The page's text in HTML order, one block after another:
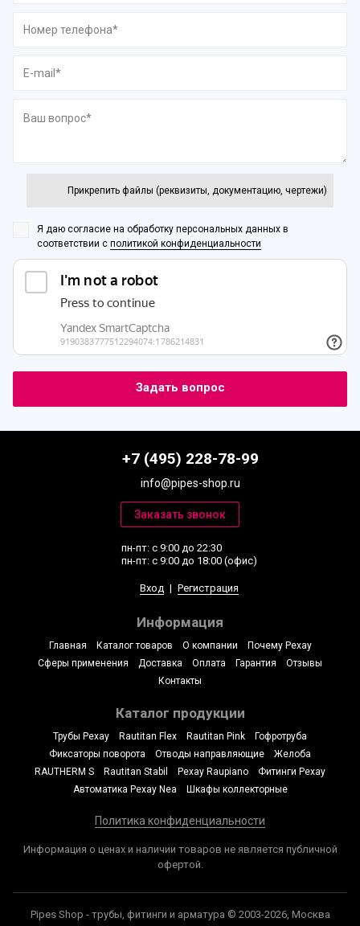
Прикрепить файлы (реквизиты, документацию, чертежи)
Я даю согласие на обработку персональных данных в
соответствии с политикой конфиденциальности
+7 (495) 228-78-99
info@pipes-shop.ru
пн-пт: с 9:00 до 22:30
пн-пт: с 9:00 до 18:00 (офис)
Вход | Регистрация
Информация
Главная Каталог товаров О компании
Почему Рехау
Сферы применения
Доставка Оплата Гарантия
Отзывы
Контакты
Каталог продукции
Трубы Рехау Rautitan Flex Rautitan Pink
Гофротруба
Фиксаторы поворота
Отводы направляющие
Желоба
RAUTHERM S
Rautitan Stabil Рехау Raupiano
Фитинги Рехау
Автоматика Рехау Nea
Шкафы коллекторные
Политика конфиденциальности
Информация о ценах и наличии товаров не является публичной
офертой.
Pipes Shop - трубы, фитинги и арматура © 2003-2026, Москва